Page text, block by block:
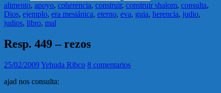
alimento, apoyo, coherencia, construir, construir shalom, consulta,
Dios, ejemplo, era mesiánica, eterno, eva, guia, herencia, judio,
judios, libro, mal
Resp. 449 – rezos
25/02/2009Yehuda Ribco 8 comentarios
ajad nos consulta: